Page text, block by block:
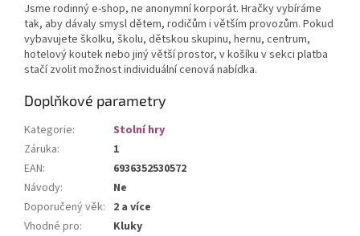
Jsme rodinný e-shop, ne anonymní korporát. Hračky vybíráme
tak, aby dávaly smysl dětem, rodičům i větším provozům. Pokud
vybavujete školku, školu, dětskou skupinu, hernu, centrum,
hotelový koutek nebo jiný větší prostor, v košíku v sekci platba
stačí zvolit možnost individuální cenová nabídka.
Doplňkové parametry
Kategorie:
Stolní hry
Záruka:
1
EAN:
6936352530572
Návody:
Ne
Doporučený věk: 2 a více
Vhodné pro:
Kluky